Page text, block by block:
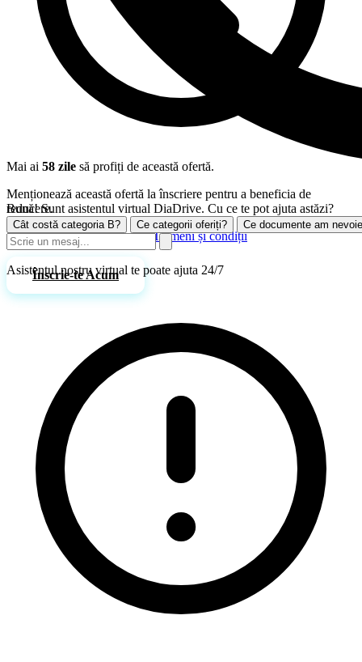
Bună! Sunt asistentul virtual DiaDrive. Cu ce te pot ajuta astăzi?
Cât costă categoria B? Ce categorii oferiți? Ce documente am
Asistentul nostru virtual te poate ajuta 24/7
Mai ai 58 zile să profiți de această ofertă.
Menționează această ofertă la înscriere pentru a beneficia de
reducere.
Promoțiile nu se cumulează.Termeni și condiții
Înscrie-te Acum